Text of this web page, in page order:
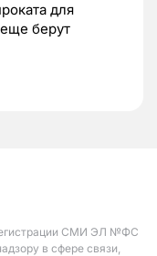
для
берут
СМИ ЭЛ №ФС
в сфере связи,